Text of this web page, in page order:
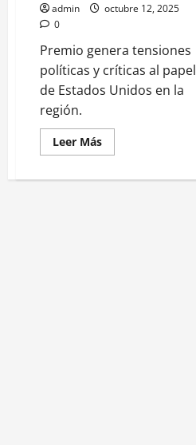
admin
octubre 12, 2025
0
Premio genera tensiones
políticas y críticas al papel
de Estados Unidos en la
región.
Leer MásLeer
más
Nobel